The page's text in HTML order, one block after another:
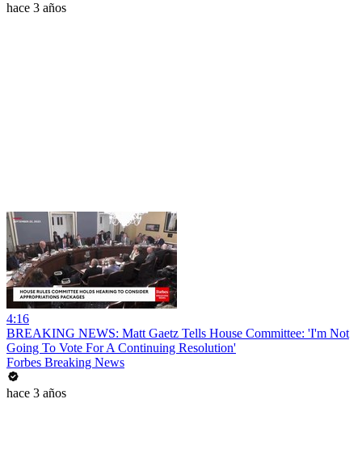
hace 3 años
4:16
BREAKING NEWS: Matt Gaetz Tells House Committee: 'I'm Not
Going To Vote For A Continuing Resolution'
Forbes Breaking News
hace 3 años